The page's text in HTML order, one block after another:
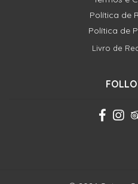
Política de
Política de
Livro de